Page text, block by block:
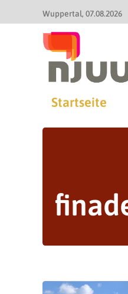
Wuppertal 07.08.2026
Startseite